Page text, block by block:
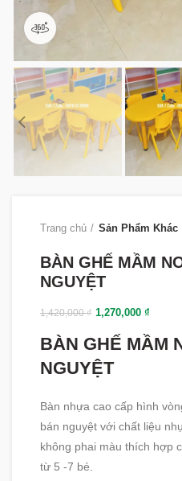
Trang chủ Sản Phẩm Khác
BÀN GHẾ MẦM
NGUYỆT
1,420,000₫ 1,270,000 ₫
BÀN GHẾ MẦM
NGUYỆT
Bàn nhựa cao cấp hình
bán nguyệt với chất liệu
không phai màu thích hợp
từ 5 -7 bé.